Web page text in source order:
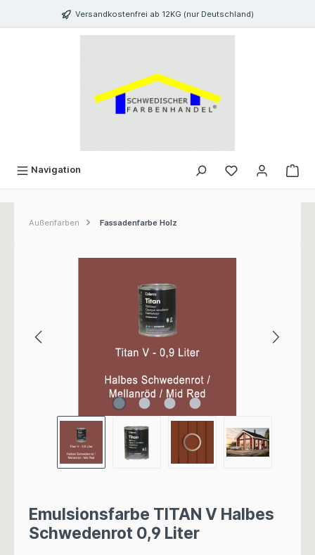
springen Versandkostenfrei ab 12KG (nur Deutschland)
Navigation
Außenfarben Fassadenfarbe Holz
Emulsionsfarbe TITAN V Halbes
Schwedenrot 0,9 Liter